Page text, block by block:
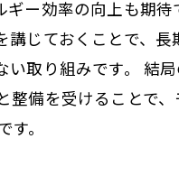
ー効率の向上も期待
じておくことで、長
取り組みです。 結
備を受けることで
。